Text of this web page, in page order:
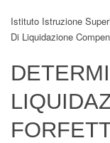
Potenziamoci
Istituto Istruzione
Di Liquidazione